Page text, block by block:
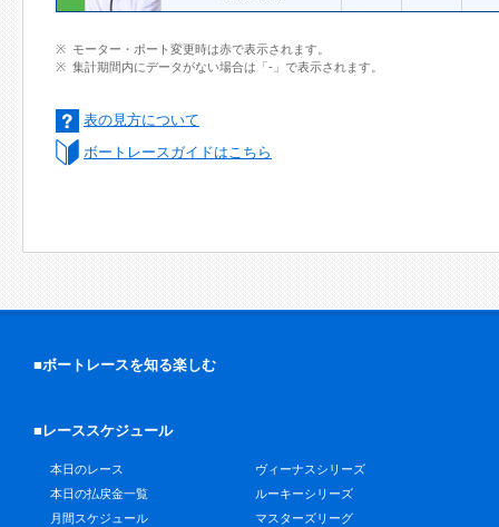
モーター・ボート変更時は赤で表示されます。
集計期間内にデータがない場合は「-」で表示されます。
表の見方について
ボートレースガイドはこちら
■ボートレースを知る楽しむ
■レーススケジュール
本日のレース
本日の払戻金一覧
月間スケジュール
ヴィーナスシリーズ
ルーキーシリーズ
マスターズリーグ